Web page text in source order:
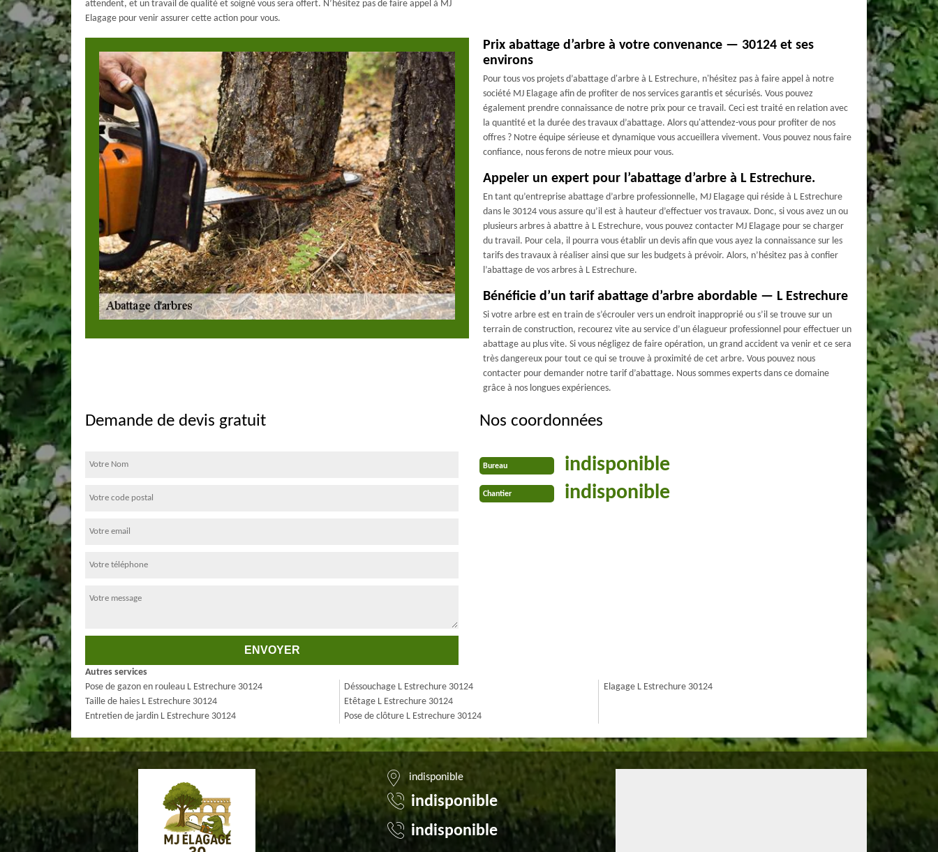
attendent, et un travail de qualité et soigné vous sera offert. N’hésitez pas de faire appel à MJ
Elagage pour venir assurer cette action pour vous.
Prix abattage d’arbre à votre convenance — 30124 et ses
environs
Pour tous vos projets d’abattage d'arbre à L Estrechure, n'hésitez pas à faire appel à notre
société MJ Elagage afin de profiter de nos services garantis et sécurisés. Vous pouvez
également prendre connaissance de notre prix pour ce travail. Ceci est traité en relation avec
la quantité et la durée des travaux d’abattage. Alors qu'attendez-vous pour profiter de nos
offres ? Notre équipe sérieuse et dynamique vous accueillera vivement. Vous pouvez nous faire
confiance, nous ferons de notre mieux pour vous.
Appeler un expert pour l’abattage d’arbre à L Estrechure.
En tant qu’entreprise abattage d’arbre professionnelle, MJ Elagage qui réside à L Estrechure
dans le 30124 vous assure qu’il est à hauteur d’effectuer vos travaux. Donc, si vous avez un ou
plusieurs arbres à abattre à L Estrechure, vous pouvez contacter MJ Elagage pour se charger
du travail. Pour cela, il pourra vous établir un devis afin que vous ayez la connaissance sur les
tarifs des travaux à réaliser ainsi que sur les budgets à prévoir. Alors, n’hésitez pas à confier
l’abattage de vos arbres à L Estrechure.
Bénéficie d’un tarif abattage d’arbre abordable — L Estrechure
Si votre arbre est en train de s’écrouler vers un endroit inapproprié ou s’il se trouve sur un
terrain de construction, recourez vite au service d’un élagueur professionnel pour effectuer un
abattage au plus vite. Si vous négligez de faire opération, un grand accident va venir et ce sera
très dangereux pour tout ce qui se trouve à proximité de cet arbre. Vous pouvez nous
contacter pour demander notre tarif d’abattage. Nous sommes experts dans ce domaine
grâce à nos longues expériences.
Demande de devis gratuit Nos coordonnées
Bureau indisponible
Chantier indisponible
Autres services
Pose de gazon en rouleau L Estrechure 30124
Taille de haies L Estrechure 30124
Entretien de jardin L Estrechure 30124
Déssouchage L Estrechure 30124
Etêtage L Estrechure 30124
Pose de clôture L Estrechure 30124
Elagage L Estrechure 30124
indisponible
indisponible
indisponible